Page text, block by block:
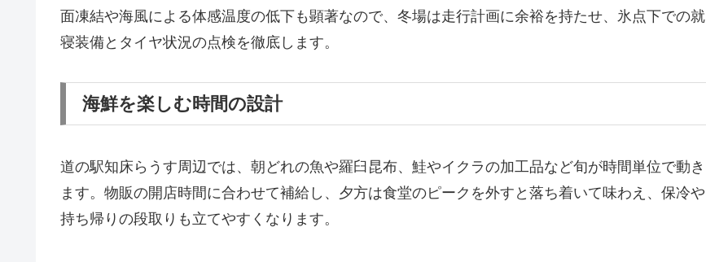
面凍結や海風による体感温度の低下も顕著なので、冬場は走行計画に余裕を持たせ、氷点下での就
寝装備とタイヤ状況の点検を徹底します。
海鮮を楽しむ時間の設計
道の駅知床らうす周辺では、朝どれの魚や羅臼昆布、鮭やイクラの加工品など旬が時間単位で動き
ます。物販の開店時間に合わせて補給し、夕方は食堂のピークを外すと落ち着いて味わえ、保冷や
持ち帰りの段取りも立てやすくなります。